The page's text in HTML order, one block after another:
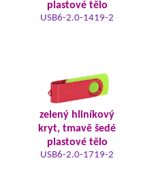
plastové tělo
USB6-2.0-1419-2
zelený hliníkový
kryt, tmavě šedé
plastové tělo
USB6-2.0-1719-2